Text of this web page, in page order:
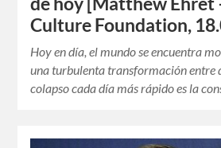
Culture Foundation,
Hoy en día, el mundo se encuentra
una turbulenta transformación entre
colapso cada día más rápido es la